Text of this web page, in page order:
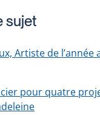
sujet
Artiste de l’année
pour quatre